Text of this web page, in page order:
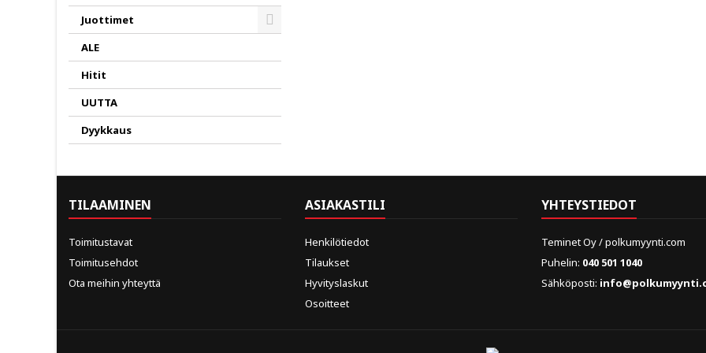
Juottimet
ALE
Hitit
UUTTA
Dyykkaus
TILAAMINEN
Toimitustavat
Toimitusehdot
Ota meihin yhteyttä
ASIAKASTILI
Henkilötiedot
Tilaukset
Hyvityslaskut
Osoitteet
YHTEYSTIEDOT
Teminet Oy / polkumyynti.com
Puhelin: 040 501 1040
Sähköposti: